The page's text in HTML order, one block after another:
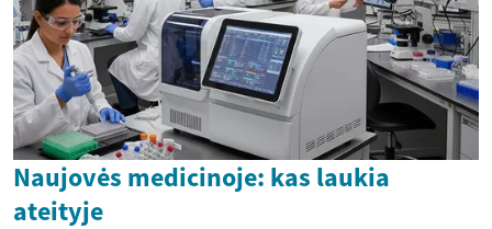
Naujovės medicinoje: kas laukia
ateityje